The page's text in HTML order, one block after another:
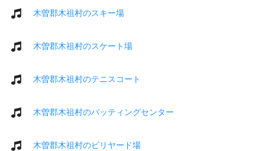
木曽郡木祖村のスキー場
木曽郡木祖村のスケート場
木曽郡木祖村のテニスコート
木曽郡木祖村のバッティングセンター
木曽郡木祖村のビリヤード場